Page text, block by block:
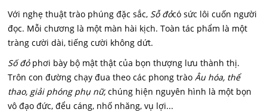
Với nghẹ thuật trào phúng đặc sắc, Sỗđỏcó sức lôi cuốn người
đọc. Mỗi chương là một màn hài kịch. Toàn tác phẩm là một
tràng cười dài, tiếng cười không dứt.
Số đỏphơi bày bộ mật thật của bọn thượng lưu thành thị.
Trôn con đường chạy đua theo các phong tràoÂu hóa, thể
thao, giải phóng phụ nữ, chúng hiện nguyên hình là một bọn
vô đạo đức, đểu cáng, nhố nhăng, vụ lợi...